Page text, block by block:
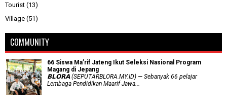
Tourist (13)
Village (51)
COMMUNITY
66 Siswa Ma’rif Jateng Ikut Seleksi Nasional Program
Magang di Jepang
𝗕𝗟𝗢𝗥𝗔 (SEPUTARBLORA.MY.ID) — Sebanyak 66 pelajar
Lembaga Pendidikan Maarif Jawa...